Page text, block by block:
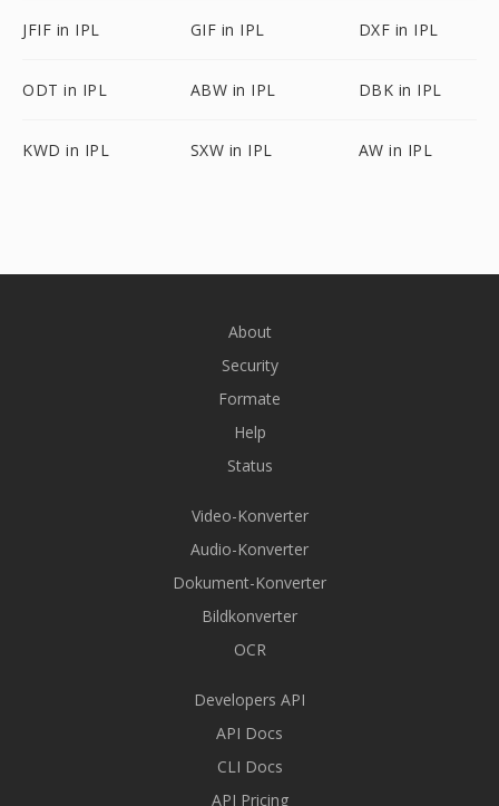
JFIF in IPL GIF in IPL DXF in IPL
ODT in IPL ABW in IPL DBK in IPL
KWD in IPL SXW in IPL AW in IPL
About
Security
Formate
Help
Status
Video-Konverter
Audio-Konverter
Dokument-Konverter
Bildkonverter
OCR
Developers API
API Docs
CLI Docs
API Pricing